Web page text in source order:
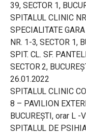
39, SECTOR 1,
SPITALUL CLINIC
SPECIALITATE
NR. 1-3, SECTOR 1,
SPIT. CL. SF.
SECTOR 2,
26.01.2022
SPITALUL CLINIC
8 – PAVILION
BUCUREȘTI, orar L -
SPITALUL DE